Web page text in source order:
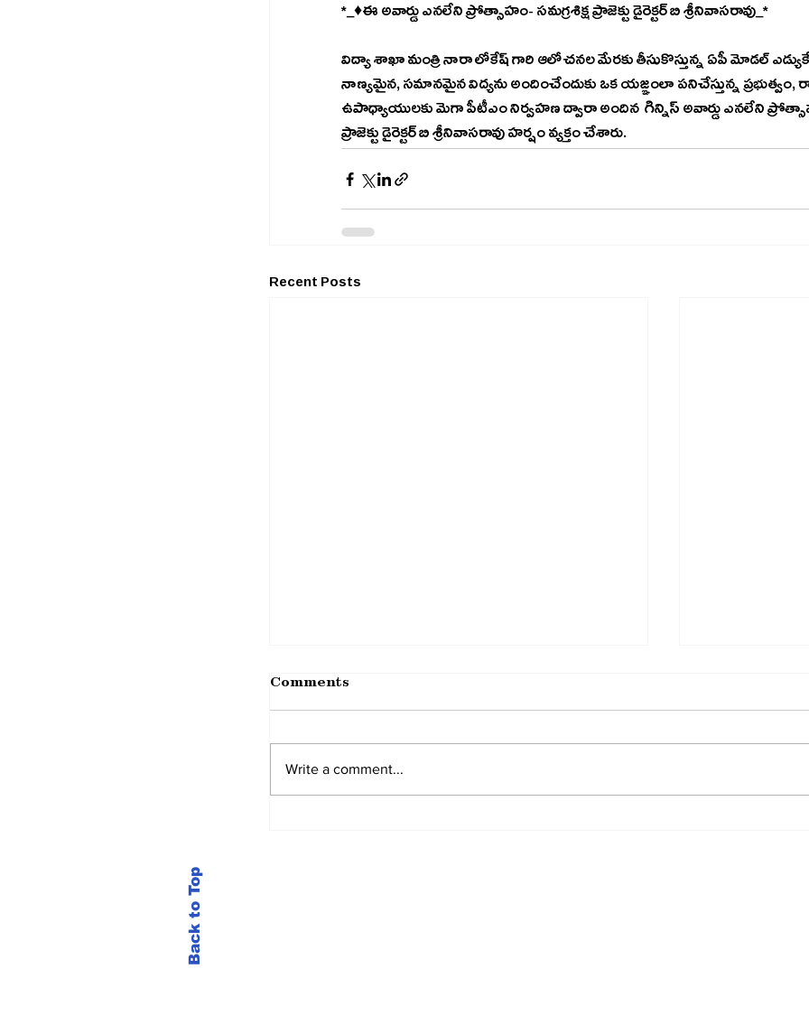
*_♦️ఈ అవార్డు ఎన‌లేని ప్రోత్సాహం- స‌మ‌గ్ర‌శిక్ష ప్రాజెక్టు డైరెక్ట‌ర్ బి శ్రీనివాస‌రావు_*
విద్యా శాఖా మంత్రి నారా లోకేష్ గారి ఆలోచ‌న‌ల మేర‌కు తీసుకొస్తున్న‌ ఏపీ మోడ‌ల్ ఎడ్యుకేష‌న్ లో భాగంగా అందరికీ
నాణ్యమైన, సమానమైన విద్యను అందించేందుకు ఒక య‌జ్ఞంలా ప‌నిచేస్తున్న‌ ప్ర‌భుత్వం, రాష్ట్ర విద్యా శాఖ, స‌మ‌గ్ర‌శిక్ష‌,
ఉపాధ్యాయుల‌కు మెగా పీటీఎం నిర్వ‌హ‌ణ ద్వారా అందిన  గిన్నిస్ అవార్డు ఎన‌లేని ప్రోత్సాహంగా నిలుస్తుంద‌ని స‌మ‌గ్ర‌శిక్ష
ప్రాజెక్టు డైరెక్ట‌ర్ బి శ్రీనివాస‌రావు హ‌ర్షం వ్య‌క్తం చేశారు.
Recent Posts
Comments
Write a comment...
Back to Top